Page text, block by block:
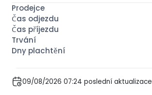
09/08/2026 07:24 poslední aktualizace